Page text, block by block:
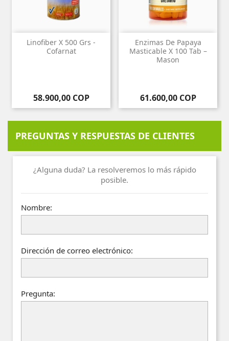
Linofiber X 500 Grs -
Cofarnat
Precio
58.900,00 COP
Enzimas De Papaya
Masticable X 100 Tab –
Mason
Precio
61.600,00 COP
PREGUNTAS Y RESPUESTAS DE CLIENTES
¿Alguna duda? La resolveremos lo más rápido
posible.
Nombre:
Dirección de correo electrónico:
Pregunta: